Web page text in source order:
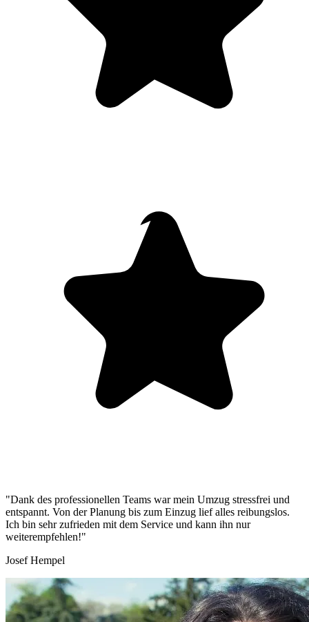
"Dank des professionellen Teams war mein Umzug stressfrei und
entspannt. Von der Planung bis zum Einzug lief alles reibungslos.
Ich bin sehr zufrieden mit dem Service und kann ihn nur
weiterempfehlen!"
Josef Hempel